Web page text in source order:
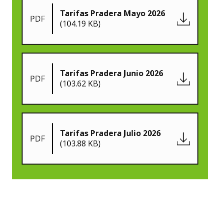
PDF
Tarifas Pradera Mayo 2026
(104.19 KB)
PDF
Tarifas Pradera Junio 2026
(103.62 KB)
PDF
Tarifas Pradera Julio 2026
(103.88 KB)